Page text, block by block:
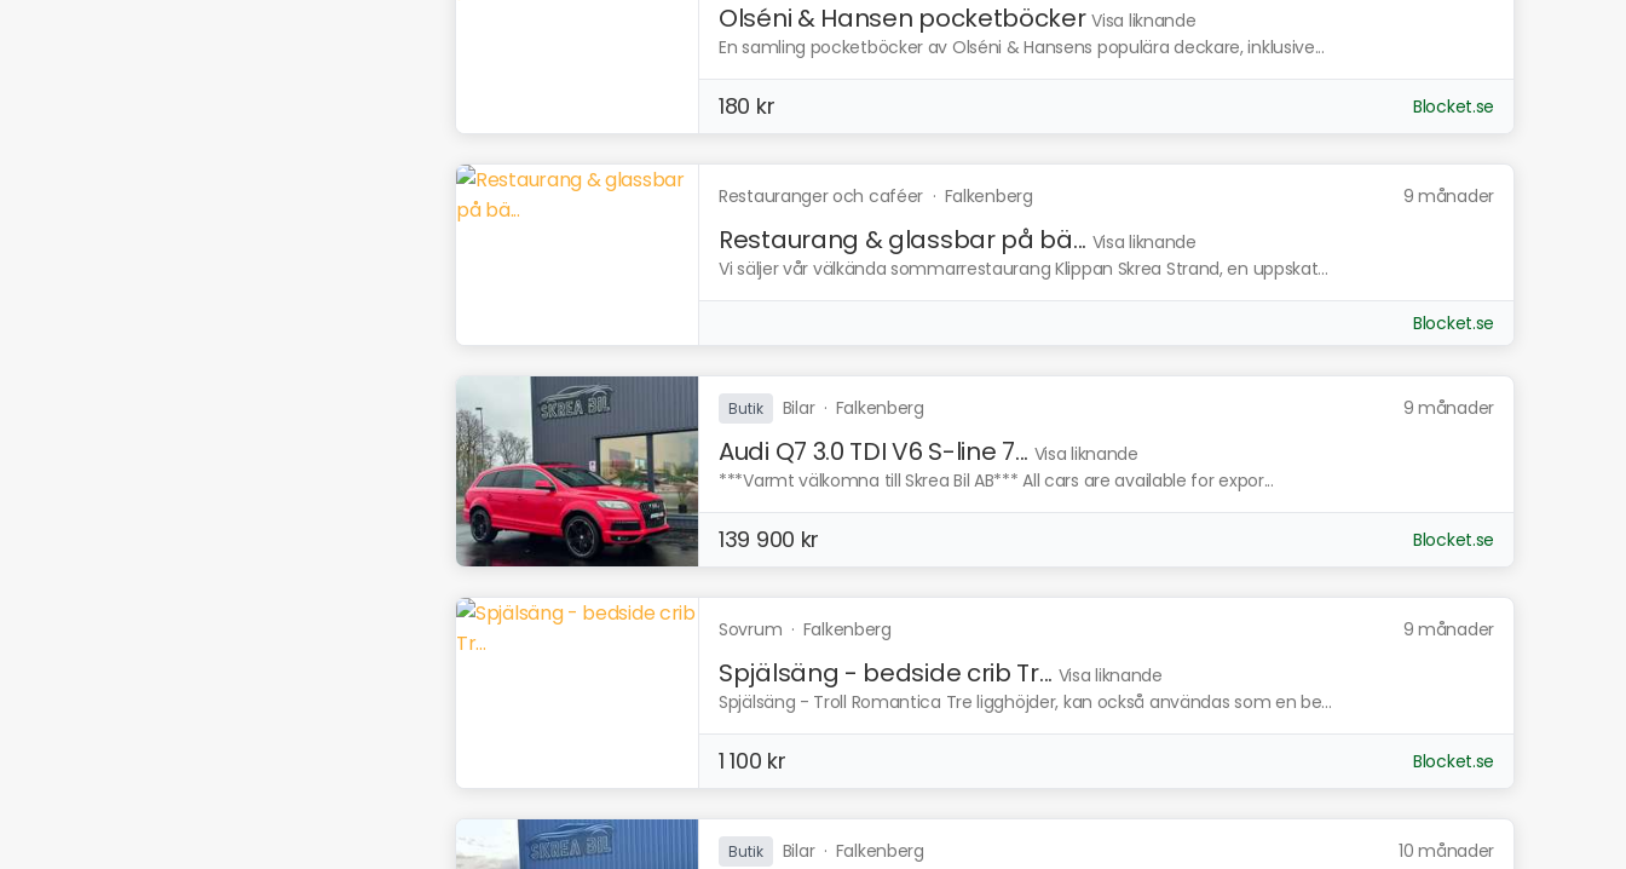
Olséni & Hansen pocketböcker Visa liknande
En samling pocketböcker av Olséni & Hansens populära deckare, inklusive...
180 kr Blocket.se
Restauranger och caféer · Falkenberg 9 månader
Restaurang & glassbar på bä... Visa liknande
Vi säljer vår välkända sommarrestaurang Klippan Skrea Strand, en uppskat...
Blocket.se
Butik Bilar· Falkenberg 9 månader
Audi Q7 3.0 TDI V6 S-line 7... Visa liknande
***Varmt välkomna till Skrea Bil AB*** All cars are available for expor...
139 900 kr Blocket.se
Sovrum · Falkenberg 9 månader
Spjälsäng - bedside crib Tr... Visa liknande
Spjälsäng - Troll Romantica Tre ligghöjder, kan också användas som en be...
1 100 kr Blocket.se
Butik Bilar· Falkenberg 10 månader